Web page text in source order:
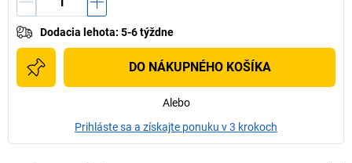
Dodacia lehota: 5-6 týždne
DO NÁKUPNÉHO KOŠÍKA
Alebo
Prihláste sa a získajte ponuku v 3 krokoch